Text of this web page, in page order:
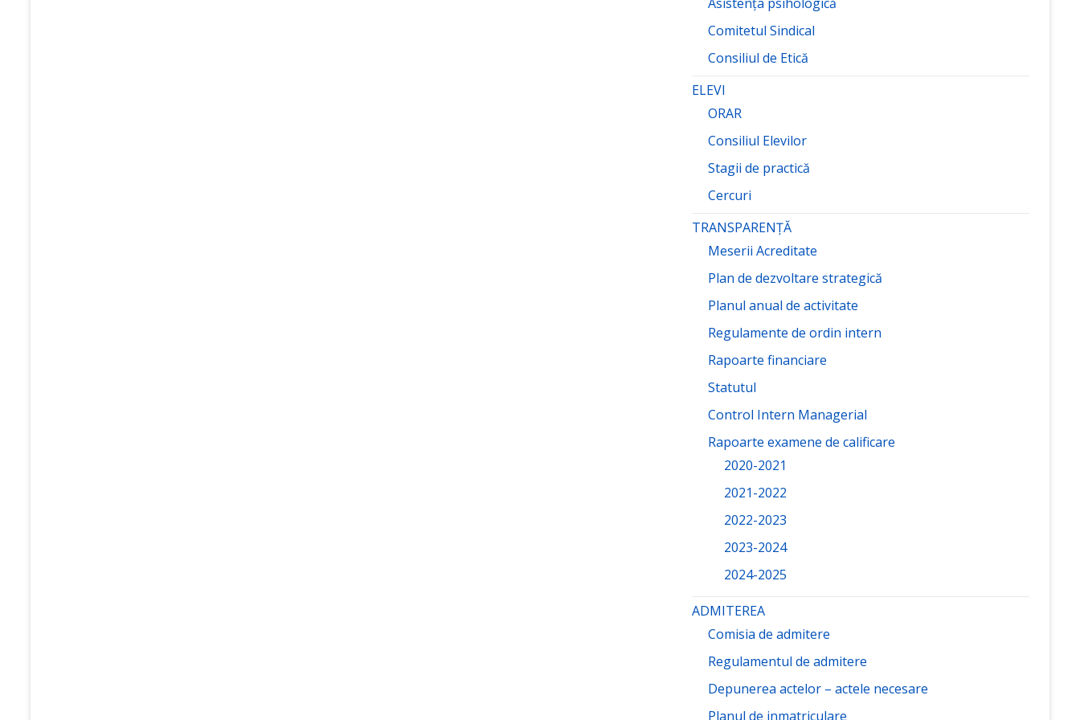
Comitetul Sindical
Consiliul de Etică
ELEVI
ORAR
Consiliul Elevilor
Stagii de practică
Cercuri
TRANSPARENȚĂ
Meserii Acreditate
Plan de dezvoltare strategică
Planul anual de activitate
Regulamente de ordin intern
Rapoarte financiare
Statutul
Control Intern Managerial
Rapoarte examene de calificare
2020-2021
2021-2022
2022-2023
2023-2024
2024-2025
ADMITEREA
Comisia de admitere
Regulamentul de admitere
Depunerea actelor – actele necesare
Planul de inmatriculare